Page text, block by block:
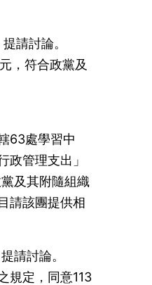
請討論。
，符合政黨及
63處學習中
管理支出」
及其附隨組織
請該團提供相
請討論。
規定，同意113